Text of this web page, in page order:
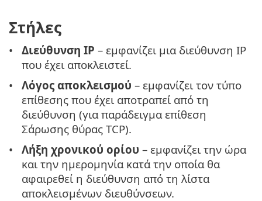
Στήλες
Διεύθυνση IP – εμφανίζει μια διεύθυνση IP
που έχει αποκλειστεί.
Λόγος αποκλεισμού – εμφανίζει τον τύπο
επίθεσης που έχει αποτραπεί από τη
διεύθυνση (για παράδειγμα επίθεση
Σάρωσης θύρας TCP).
Λήξη χρονικού ορίου – εμφανίζει την ώρα
και την ημερομηνία κατά την οποία θα
αφαιρεθεί η διεύθυνση από τη λίστα
αποκλεισμένων διευθύνσεων.